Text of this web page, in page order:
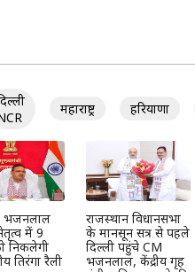
महाराष्ट्र हरियाणा
भजनलाल
में 9
निकलेगी
तिरंगा रैली
राजस्थान विधानसभा
के मानसून सत्र से पहले
दिल्ली पहुंचे CM
भजनलाल, केंद्रीय गृह